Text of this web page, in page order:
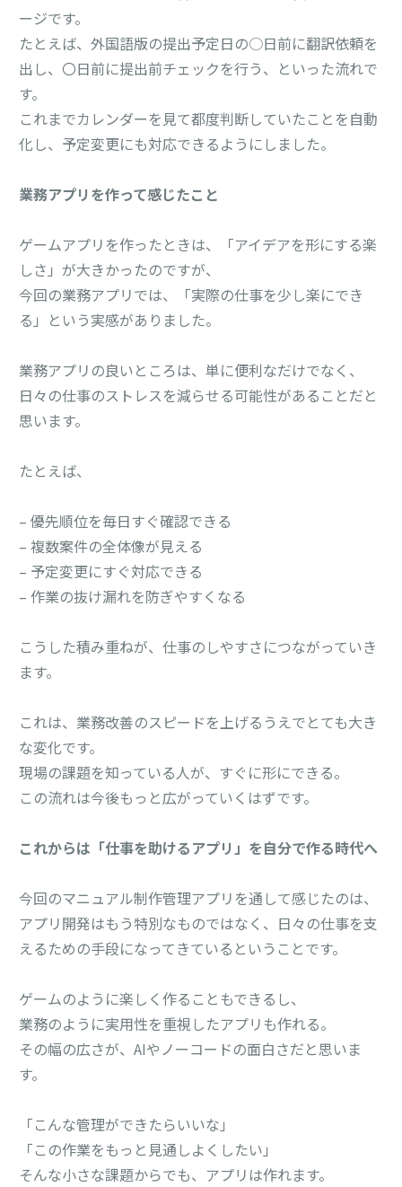
ージです。
たとえば、外国語版の提出予定日の○日前に翻訳依頼を
出し、〇日前に提出前チェックを行う、といった流れで
す。
これまでカレンダーを見て都度判断していたことを自動
化し、予定変更にも対応できるようにしました。
業務アプリを作って感じたこと
ゲームアプリを作ったときは、「アイデアを形にする楽
しさ」が大きかったのですが、
今回の業務アプリでは、「実際の仕事を少し楽にでき
る」という実感がありました。
業務アプリの良いところは、単に便利なだけでなく、
日々の仕事のストレスを減らせる可能性があることだと
思います。
たとえば、
– 優先順位を毎日すぐ確認できる
– 複数案件の全体像が見える
– 予定変更にすぐ対応できる
– 作業の抜け漏れを防ぎやすくなる
こうした積み重ねが、仕事のしやすさにつながっていき
ます。
これは、業務改善のスピードを上げるうえでとても大き
な変化です。
現場の課題を知っている人が、すぐに形にできる。
この流れは今後もっと広がっていくはずです。
これからは「仕事を助けるアプリ」を自分で作る時代へ
今回のマニュアル制作管理アプリを通して感じたのは、
アプリ開発はもう特別なものではなく、日々の仕事を支
えるための手段になってきているということです。
ゲームのように楽しく作ることもできるし、
業務のように実用性を重視したアプリも作れる。
その幅の広さが、AIやノーコードの面白さだと思いま
す。
「こんな管理ができたらいいな」
「この作業をもっと見通しよくしたい」
そんな小さな課題からでも、アプリは作れます。